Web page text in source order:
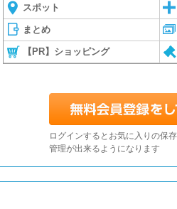
スポット
まとめ
【PR】ショッピング
ログインするとお気に入りの保
管理が出来るようになります